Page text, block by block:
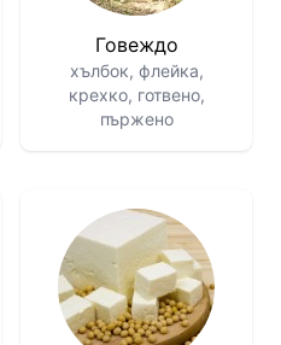
Говеждо
хълбок, флейка,
крехко, готвено,
пържено